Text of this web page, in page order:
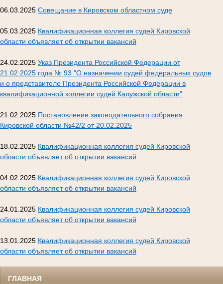
06.03.2025 Совещание в Кировском областном суде
05.03.2025 Квалификационная коллегия судей Кировской
области объявляет об открытии вакансий
24.02.2025 Указ Президента Российской Федерации от
21.02.2025 года № 93 "О назначении судей федеральных судов
и о представителе Президента Российской Федерации в
квалификационной коллегии судей Калужской области"
21.02.2025 Постановление законодательного собрания
Кировской области №42/2 от 20.02.2025
18.02.2025 Квалификационная коллегия судей Кировской
области объявляет об открытии вакансий
04.02.2025 Квалификационная коллегия судей Кировской
области объявляет об открытии вакансий
24.01.2025 Квалификационная коллегия судей Кировской
области объявляет об открытии вакансий
13.01.2025 Квалификационная коллегия судей Кировской
области объявляет об открытии вакансий
ГЛАВНАЯ